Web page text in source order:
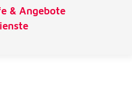
& Angebote